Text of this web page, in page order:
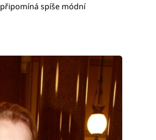
spíše módní